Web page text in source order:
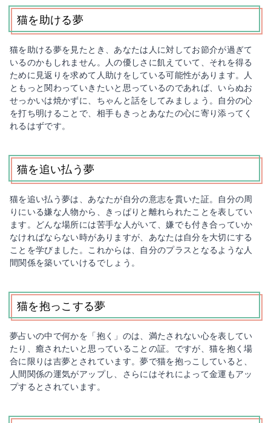
猫を助ける夢
猫を助ける夢を見たとき、あなたは人に対してお節介が過ぎて
いるのかもしれません。人の優しさに飢えていて、それを得る
ために見返りを求めて人助けをしている可能性があります。人
ともっと関わっていきたいと思っているのであれば、いらぬお
せっかいは焼かずに、ちゃんと話をしてみましょう。自分の心
を打ち明けることで、相手もきっとあなたの心に寄り添ってく
れるはずです。
猫を追い払う夢
猫を追い払う夢は、あなたが自分の意志を貫いた証。自分の周
りにいる嫌な人物から、きっぱりと離れられたことを表してい
ます。どんな場所には苦手な人がいて、嫌でも付き合っていか
なければならない時がありますが、あなたは自分を大切にする
ことを学びました。これからは、自分のプラスとなるような人
間関係を築いていけるでしょう。
猫を抱っこする夢
夢占いの中で何かを「抱く」のは、満たされない心を表してい
たり、癒されたいと思っていることの証。ですが、猫を抱く場
合に限りは吉夢とされています。夢で猫を抱っこしていると、
人間関係の運気がアップし、さらにはそれによって金運もアッ
プするとされています。